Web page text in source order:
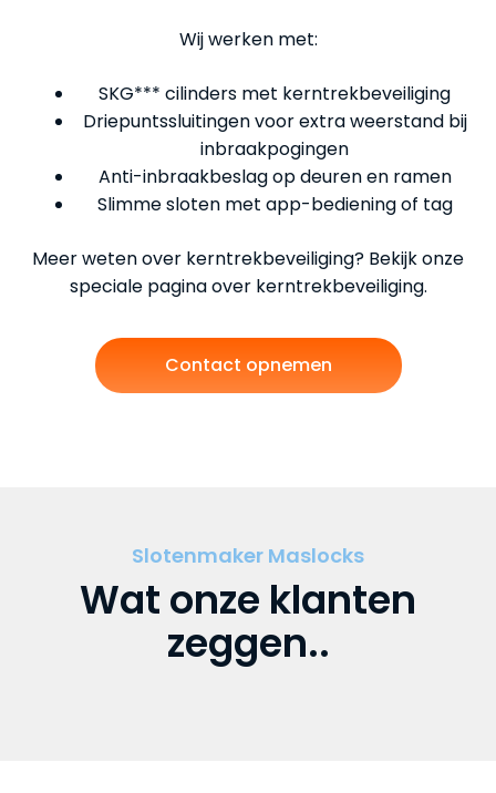
Wij werken met:
SKG*** cilinders met kerntrekbeveiliging
Driepuntssluitingen voor extra weerstand bij
inbraakpogingen
Anti-inbraakbeslag op deuren en ramen
Slimme sloten met app-bediening of tag
Meer weten over kerntrekbeveiliging? Bekijk onze
speciale pagina over kerntrekbeveiliging.
Contact opnemen
Slotenmaker Maslocks
Wat onze klanten
zeggen..